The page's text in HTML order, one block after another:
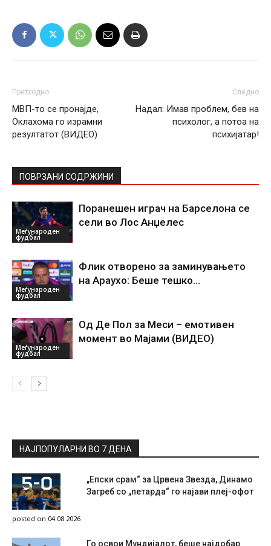
Претходно
МВП-то се пронајде,
Оклахома го израмни
резултатот (ВИДЕО)
Следно
Надал: Имав проблем, бев на
психолог, а потоа на
психијатар!
ПОВРЗАНИ СОДРЖИНИ
Меѓународен
фудбал
Поранешен играч на Барселона се
сели во Лос Анџелес
Меѓународен
фудбал
Флик отворено за заминувањето
на Араухо: Беше тешко…
Меѓународен
фудбал
Од Де Пол за Меси – емотивен
момент во Мајами (ВИДЕО)
НАЈПОПУЛАРНИ ВО 7 ДЕНА
„Епски срам“ за Црвена Звезда, Динамо
Загреб со „петарда“ го најави плеј-офот
posted on 04.08.2026
Го освои Мундијалот, беше најдобар